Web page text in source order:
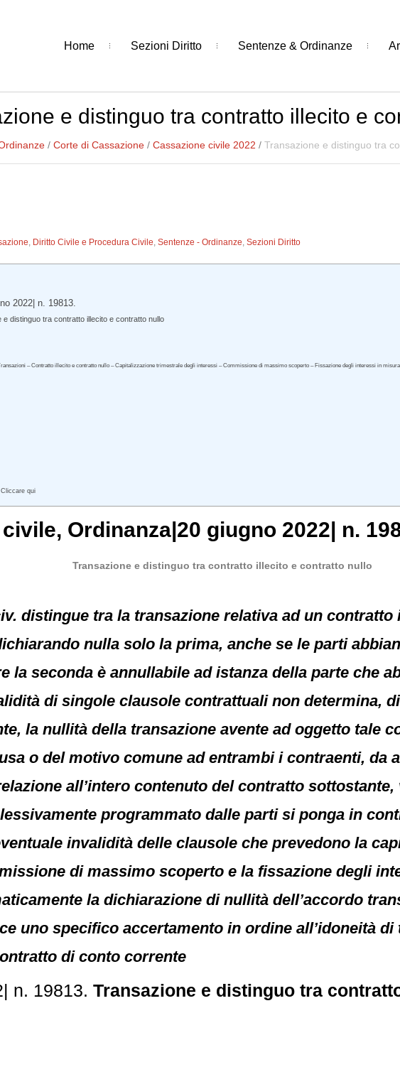
Home Sezioni Diritto Sentenze & Ordinanze
e distinguo tra contratto illecito e
/ Corte di Cassazione / Cassazione civile 2022 / Transazione e distinguo tra
, Diritto Civile e Procedura Civile,Sentenze - Ordinanze,Sezioni Diritto
2022| n. 19813.
distinguo tra contratto illecito e contratto nullo
– Contratto illecito e contratto nullo – Capitalizzazione trimestrale degli interessi – Commissione di massimo scoperto – Fissazione degli interessi in
qui
civile, Ordinanza|20 giugno 2022| n.
Transazione e distinguo tra contratto illecito e contratto nullo
distingue tra la transazione relativa ad un
nulla solo la prima, anche se le parti
la seconda è annullabile ad istanza della parte che
di singole clausole contrattuali non determina,
la nullità della transazione avente ad oggetto tale
o del motivo comune ad entrambi i contraenti, da
all’intero contenuto del contratto sottostante,
programmato dalle parti si ponga in
invalidità delle clausole che prevedono la
di massimo scoperto e la fissazione degli
la dichiarazione di nullità dell’accordo
uno specifico accertamento in ordine all’idoneità
di conto corrente
n. 19813.Transazione e distinguo tra